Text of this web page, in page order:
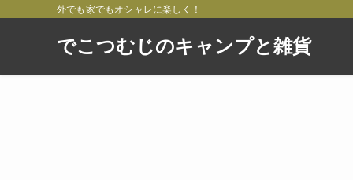
外でも家でもオシャレに楽しく！
でこつむじのキャンプと雑貨